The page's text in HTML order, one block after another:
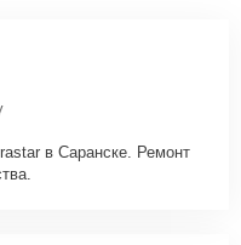
в Саранске. Ремонт